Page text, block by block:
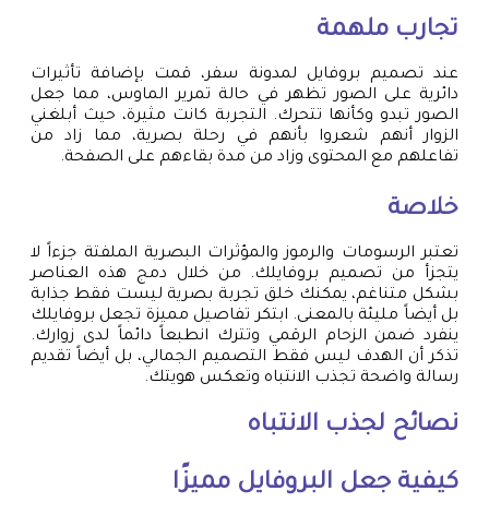
تجارب ملهمة
عند تصميم بروفايل لمدونة سفر، قمت بإضافة تأثيرات
دائرية على الصور تظهر في حالة تمرير الماوس، مما جعل
الصور تبدو وكأنها تتحرك. التجربة كانت مثيرة، حيث أبلغني
الزوار أنهم شعروا بأنهم في رحلة بصرية، مما زاد من
تفاعلهم مع المحتوى وزاد من مدة بقاءهم على الصفحة.
خلاصة
تعتبر الرسومات والرموز والمؤثرات البصرية الملفتة جزءاً لا
يتجزأ من تصميم بروفايلك. من خلال دمج هذه العناصر
بشكل متناغم، يمكنك خلق تجربة بصرية ليست فقط جذابة
بل أيضاً مليئة بالمعنى. ابتكر تفاصيل مميزة تجعل بروفايلك
ينفرد ضمن الزحام الرقمي وتترك انطبعاً دائماً لدى زوارك.
تذكر أن الهدف ليس فقط التصميم الجمالي، بل أيضاً تقديم
رسالة واضحة تجذب الانتباه وتعكس هويتك.
نصائح لجذب الانتباه
كيفية جعل البروفايل مميزًا